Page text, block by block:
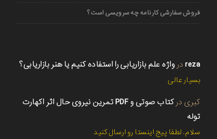
فروش سفارشی کارنامه چه سرویسی است؟
reza در واژه علم بازاریابی را استفاده کنیم یا هنر بازاریابی؟
بسیار عالی
کبری در
کتاب صوتی و PDF تمرین نیروی حال اثر اکهارت
توله
سلام. لطفا پیج اینستا رو ارسال کنید